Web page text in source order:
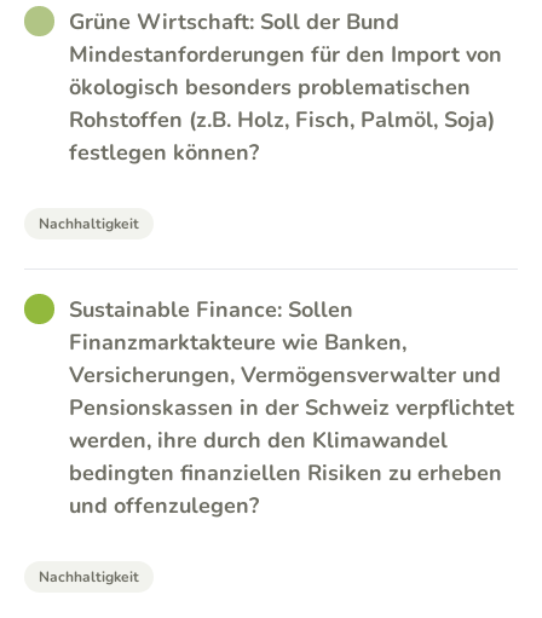
RATHER_GOOD
Grüne Wirtschaft: Soll der Bund
Mindestanforderungen für den Import von
ökologisch besonders problematischen
Rohstoffen (z.B. Holz, Fisch, Palmöl, Soja)
festlegen können?
Nachhaltigkeit
GOODSustainable Finance: Sollen
Finanzmarktakteure wie Banken,
Versicherungen, Vermögensverwalter und
Pensionskassen in der Schweiz verpflichtet
werden, ihre durch den Klimawandel
bedingten finanziellen Risiken zu erheben
und offenzulegen?
Nachhaltigkeit